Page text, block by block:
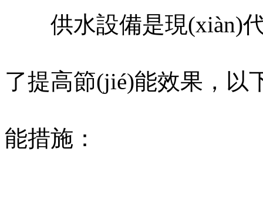
供水設備是現(xiàn)代
了提高節(jié)能效果，以
能措施：